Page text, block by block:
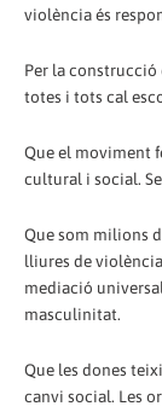
violència és
Per la construcció
totes i tots cal
Que el moviment
cultural i social.
Que som milions
lliures de
mediació
masculinitat.
Que les dones
canvi social. Les